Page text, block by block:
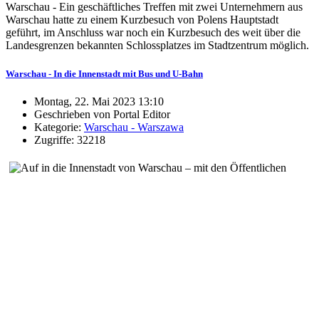
Warschau - Ein geschäftliches Treffen mit zwei Unternehmern aus
Warschau hatte zu einem Kurzbesuch von Polens Hauptstadt
geführt, im Anschluss war noch ein Kurzbesuch des weit über die
Landesgrenzen bekannten Schlossplatzes im Stadtzentrum möglich.
Warschau - In die Innenstadt mit Bus und U-Bahn
Montag, 22. Mai 2023 13:10
Geschrieben von Portal Editor
Kategorie: Warschau - Warszawa
Zugriffe: 32218